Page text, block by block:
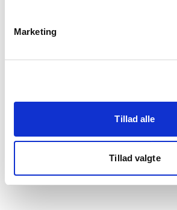
Marketing
Tillad alle
Tillad valgte